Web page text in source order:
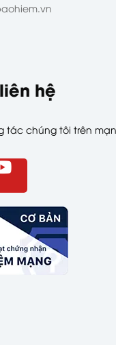
hệ
tác chúng tôi trên